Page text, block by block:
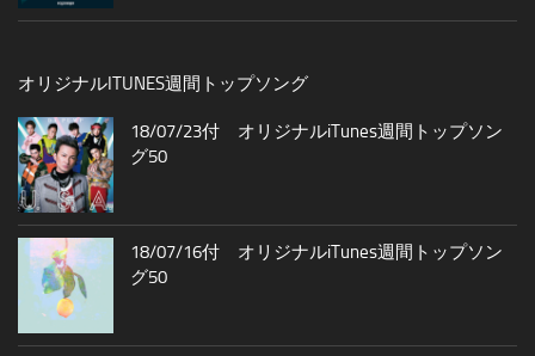
オリジナルITUNES週間トップソング
18/07/23付 オリジナルiTunes週間トップソン
グ50
18/07/16付 オリジナルiTunes週間トップソン
グ50